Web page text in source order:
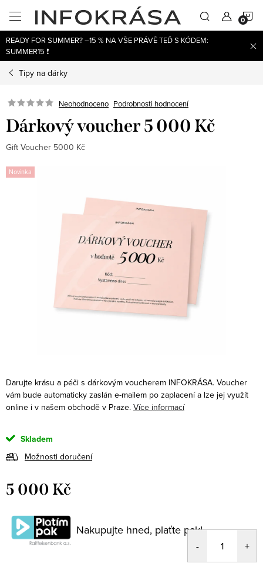
obsah
READY FOR SUMMER? –15 % NA VŠE PRÁVĚ TEĎ S KÓDEM:
SUMMER15 ❗
Tipy na dárky
Neohodnoceno Podrobnosti hodnocení
Dárkový voucher 5 000 Kč
Gift Voucher 5000 Kč
Novinka
Darujte krásu a péči s dárkovým voucherem INFOKRÁSA. Voucher
vám bude automaticky zaslán e-mailem po zaplacení a lze jej využít
online i v našem obchodě v Praze. Více informací
Skladem
Možnosti doručení
5 000 Kč
cena:
Nakupujte hned, plaťte pak!